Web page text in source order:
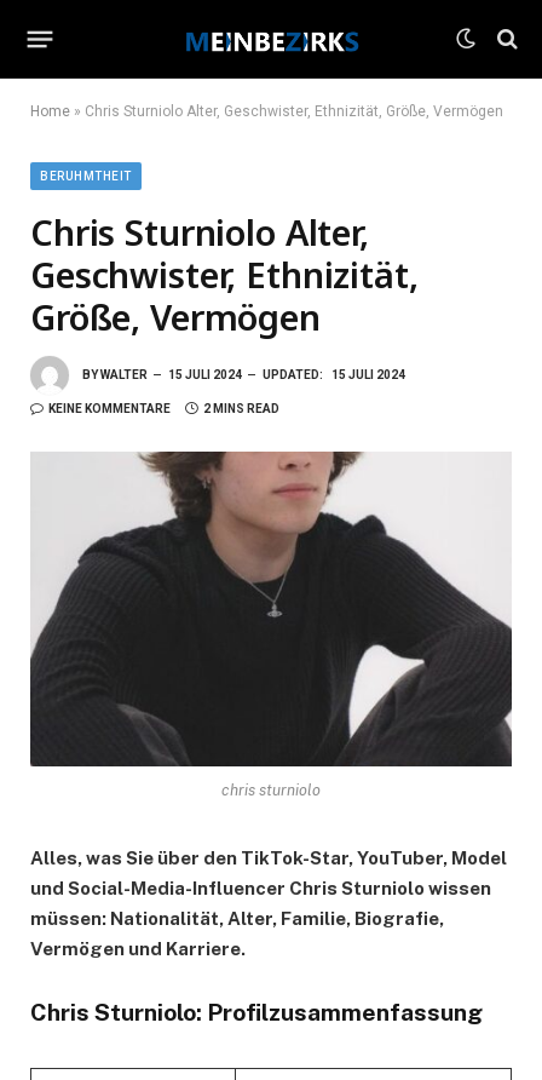
Home » Chris Sturniolo Alter, Geschwister, Ethnizität, Größe, Vermögen
BERUHMTHEIT
Chris Sturniolo Alter,
Geschwister, Ethnizität,
Größe, Vermögen
BYWALTER 15 JULI 2024 UPDATED: 15 JULI 2024
KEINE KOMMENTARE 2 MINS READ
chris sturniolo
Alles, was Sie über den TikTok-Star, YouTuber, Model
und Social-Media-Influencer Chris Sturniolo wissen
müssen: Nationalität, Alter, Familie, Biografie,
Vermögen und Karriere.
Chris Sturniolo: Profilzusammenfassung